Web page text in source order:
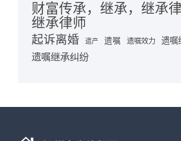
财富传承，继承，继承
继承律师
起诉离婚 遗产 遗嘱 遗嘱效力 遗嘱
遗嘱继承纠纷